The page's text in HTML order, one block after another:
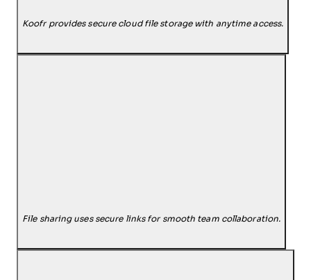
Koofr provides secure cloud file storage with anytime access.
File sharing uses secure links for smooth team collaboration.